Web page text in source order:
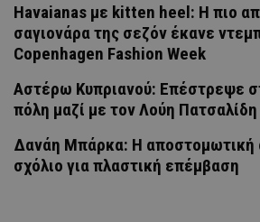
Havaianas με kitten heel: Η πιο
σαγιονάρα της σεζόν έκανε
Copenhagen Fashion Week
Αστέρω Κυπριανού: Επέστρεψε
πόλη μαζί με τον Λούη Πατσαλίδη
Δανάη Μπάρκα: Η αποστομωτική
σχόλιο για πλαστική επέμβαση